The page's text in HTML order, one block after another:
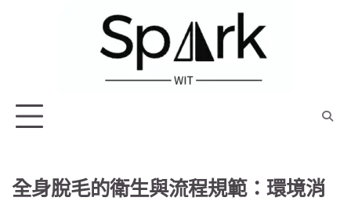
全身脫毛的衛生與流程規範：環境消